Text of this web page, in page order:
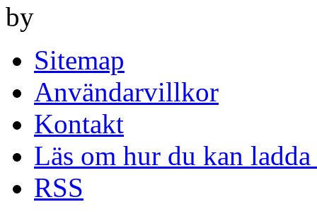
by
Sitemap
Användarvillkor
Kontakt
Läs om hur du kan
RSS